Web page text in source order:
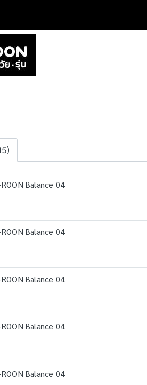
Balance 04
Balance 04
Balance 04
Balance 04
Balance 04